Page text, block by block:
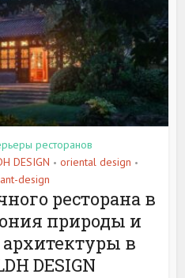
ресторанов
DESIGN • oriental design •
design
ресторана в
природы и
в
DESIGN